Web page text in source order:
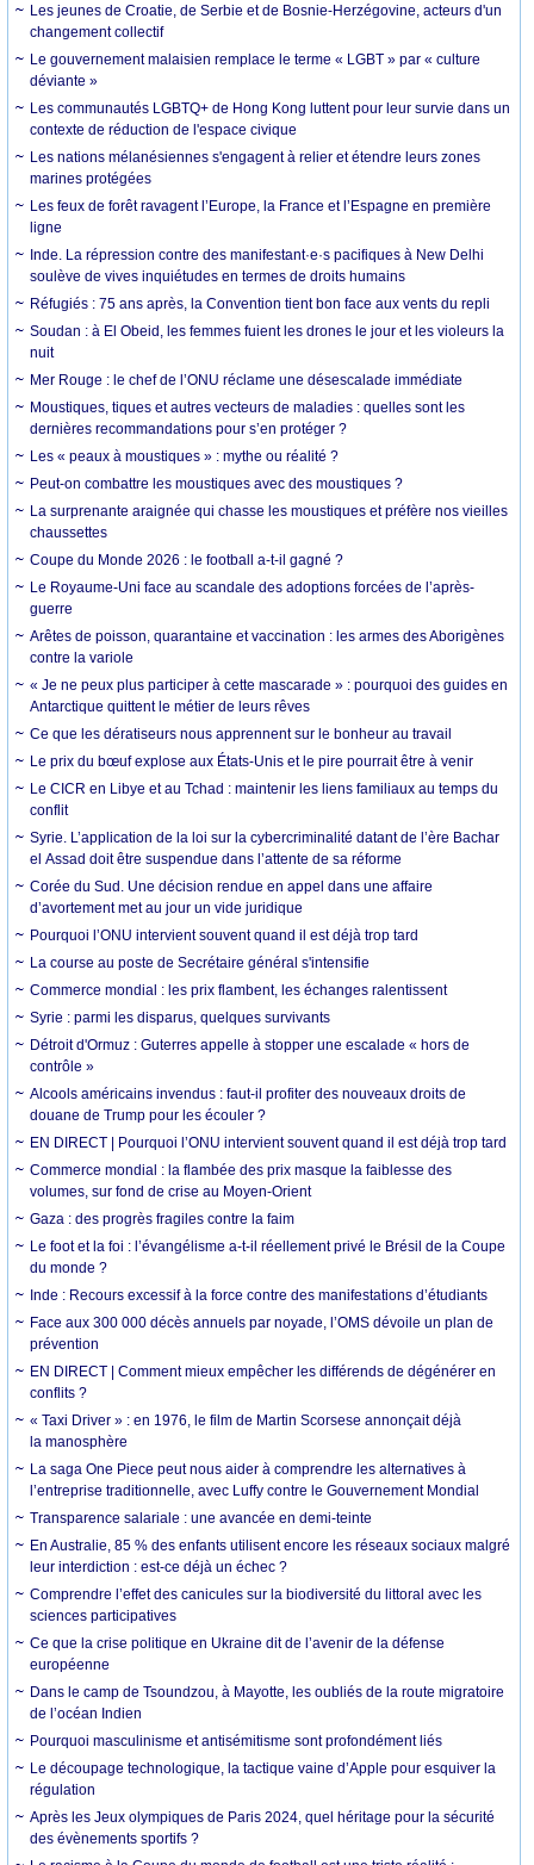
Les jeunes de Croatie, de Serbie et de Bosnie-Herzégovine, acteurs d'un
changement collectif
Le gouvernement malaisien remplace le terme « LGBT » par « culture
déviante »
Les communautés LGBTQ+ de Hong Kong luttent pour leur survie dans un
contexte de réduction de l'espace civique
Les nations mélanésiennes s'engagent à relier et étendre leurs zones
marines protégées
Les feux de forêt ravagent l’Europe, la France et l’Espagne en première
ligne
Inde. La répression contre des manifestant·e·s pacifiques à New Delhi
soulève de vives inquiétudes en termes de droits humains
Réfugiés : 75 ans après, la Convention tient bon face aux vents du repli
Soudan : à El Obeid, les femmes fuient les drones le jour et les violeurs la
nuit
Mer Rouge : le chef de l’ONU réclame une désescalade immédiate
Moustiques, tiques et autres vecteurs de maladies : quelles sont les
dernières recommandations pour s’en protéger ?
Les « peaux à moustiques » : mythe ou réalité ?
Peut-on combattre les moustiques avec des moustiques ?
La surprenante araignée qui chasse les moustiques et préfère nos vieilles
chaussettes
Coupe du Monde 2026 : le football a-t-il gagné ?
Le Royaume-Uni face au scandale des adoptions forcées de l’après-
guerre
Arêtes de poisson, quarantaine et vaccination : les armes des Aborigènes
contre la variole
« Je ne peux plus participer à cette mascarade » : pourquoi des guides en
Antarctique quittent le métier de leurs rêves
Ce que les dératiseurs nous apprennent sur le bonheur au travail
Le prix du bœuf explose aux États-Unis et le pire pourrait être à venir
Le CICR en Libye et au Tchad : maintenir les liens familiaux au temps du
conflit
Syrie. L’application de la loi sur la cybercriminalité datant de l’ère Bachar
el Assad doit être suspendue dans l’attente de sa réforme
Corée du Sud. Une décision rendue en appel dans une affaire
d’avortement met au jour un vide juridique
Pourquoi l’ONU intervient souvent quand il est déjà trop tard
La course au poste de Secrétaire général s'intensifie
Commerce mondial : les prix flambent, les échanges ralentissent
Syrie : parmi les disparus, quelques survivants
Détroit d'Ormuz : Guterres appelle à stopper une escalade « hors de
contrôle »
Alcools américains invendus : faut-il profiter des nouveaux droits de
douane de Trump pour les écouler ?
EN DIRECT | Pourquoi l’ONU intervient souvent quand il est déjà trop tard
Commerce mondial : la flambée des prix masque la faiblesse des
volumes, sur fond de crise au Moyen-Orient
Gaza : des progrès fragiles contre la faim
Le foot et la foi : l’évangélisme a-t-il réellement privé le Brésil de la Coupe
du monde ?
Inde : Recours excessif à la force contre des manifestations d’étudiants
Face aux 300 000 décès annuels par noyade, l’OMS dévoile un plan de
prévention
EN DIRECT | Comment mieux empêcher les différends de dégénérer en
conflits ?
« Taxi Driver » : en 1976, le film de Martin Scorsese annonçait déjà
la manosphère
La saga One Piece peut nous aider à comprendre les alternatives à
l’entreprise traditionnelle, avec Luffy contre le Gouvernement Mondial
Transparence salariale : une avancée en demi-teinte
En Australie, 85 % des enfants utilisent encore les réseaux sociaux malgré
leur interdiction : est-ce déjà un échec ?
Comprendre l’effet des canicules sur la biodiversité du littoral avec les
sciences participatives
Ce que la crise politique en Ukraine dit de l’avenir de la défense
européenne
Dans le camp de Tsoundzou, à Mayotte, les oubliés de la route migratoire
de l’océan Indien
Pourquoi masculinisme et antisémitisme sont profondément liés
Le découpage technologique, la tactique vaine d’Apple pour esquiver la
régulation
Après les Jeux olympiques de Paris 2024, quel héritage pour la sécurité
des évènements sportifs ?